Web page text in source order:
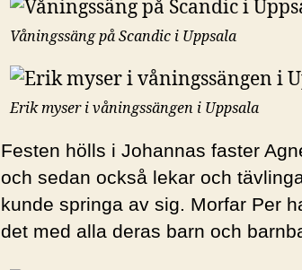
Våningssäng på Scandic i Uppsala
Erik myser i våningssängen i Uppsala
Festen hölls i Johannas faster
och sedan också lekar och
kunde springa av sig. Morfar Per
det med alla deras barn och